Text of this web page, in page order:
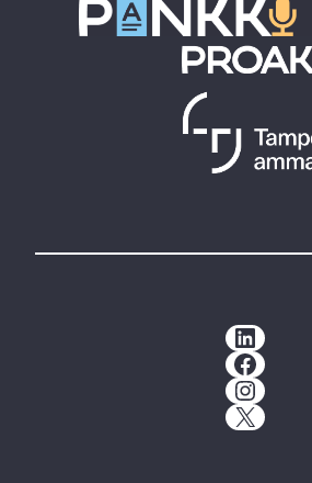
LinkedIn
Facebook
X